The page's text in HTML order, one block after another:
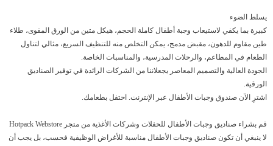
يسلط الضوء
كبيرة بما يكفي لاستيعاب وجبة أطفال كاملة الحجم، هيكل متين من الورق المقوى، طلاء
طين مقاوم للدهون، مقبض مدمج، يمكن التخلص منه للتنظيف السريع، مثالي لتناول
الطعام في المطاعم، والرحلات المدرسية، والمناسبات الخاصة.
الجودة العالية والتصميم المعاصر يجعلاننا من الشركات الرائدة في توفير الصناديق
الورقية.
اشترِ الآن صندوق وجبات الأطفال عبر الإنترنت. احتفل بطعامك.
قم بشراء صناديق وجبات الأطفال للحفلات وشركات الأغذية من متجر Hotpack Webstore
لا ينبغي أن تكون صناديق وجبات الأطفال مناسبة للأغراض الوظيفية فحسب، بل يجب أن